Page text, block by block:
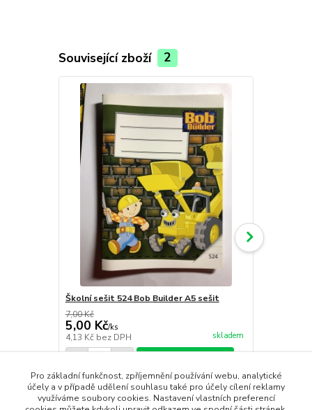
Související zboží 2
Školní sešit 524 Bob Builder A5 sešit
7,00 Kč
5,00 Kč/ks
4,13 Kč bez DPH skladem
Pro základní funkčnost, zpříjemnění používání webu, analytické
účely a v případě udělení souhlasu také pro účely cílení reklamy
využíváme soubory cookies. Nastavení vlastních preferencí